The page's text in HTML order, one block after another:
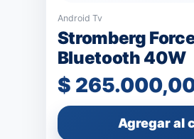
Android Tv
Stromberg
Bluetooth 40W
$
Agregar al